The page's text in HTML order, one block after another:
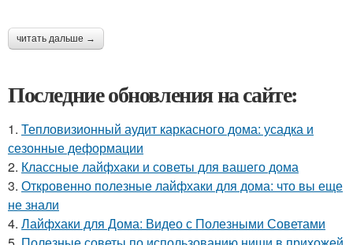
читать дальше →
Последние обновления на сайте:
1. Тепловизионный аудит каркасного дома: усадка и
сезонные деформации
2. Классные лайфхаки и советы для вашего дома
3. Откровенно полезные лайфхаки для дома: что вы еще
не знали
4. Лайфхаки для Дома: Видео с Полезными Советами